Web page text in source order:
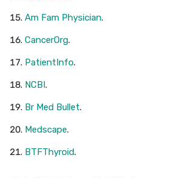
Am Fam Physician.
CancerOrg.
PatientInfo.
NCBI.
Br Med Bullet.
Medscape.
BTFThyroid.